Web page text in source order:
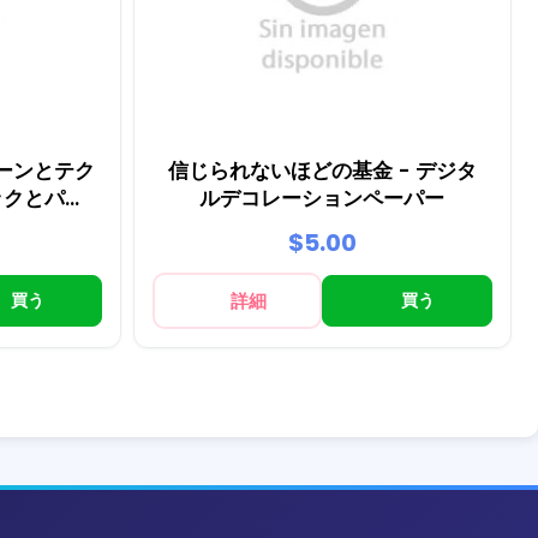
ンとテク
とパー
買う
信じられないほどの基金 - デジタ
ルデコレーションペーパー
$5.00
詳細 買う